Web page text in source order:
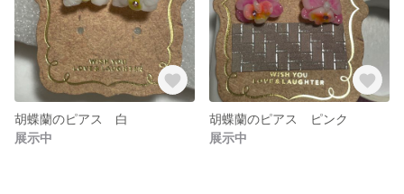
胡蝶蘭のピアス 白
展示中
胡蝶蘭のピアス ピンク
展示中